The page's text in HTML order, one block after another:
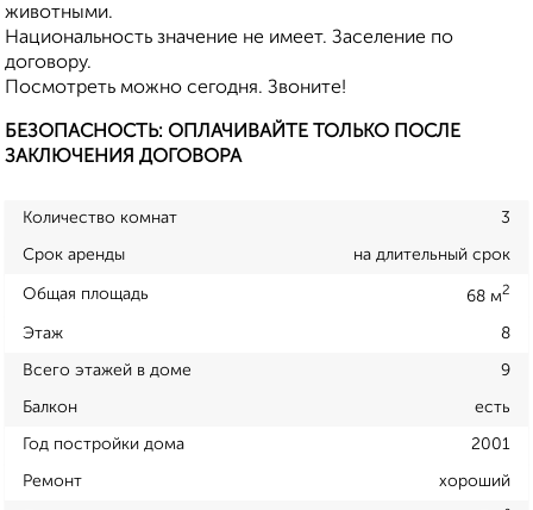
животными.
Национальность значение не имеет. Заселение по
договору.
Посмотреть можно сегодня. Звоните!
БЕЗОПАСНОСТЬ: ОПЛАЧИВАЙТЕ ТОЛЬКО ПОСЛЕ
ЗАКЛЮЧЕНИЯ ДОГОВОРА
Количество комнат 3
Срок аренды на длительный срок
Общая площадь 68 м2
Этаж 8
Всего этажей в доме 9
Балкон есть
Год постройки дома 2001
Ремонт хороший